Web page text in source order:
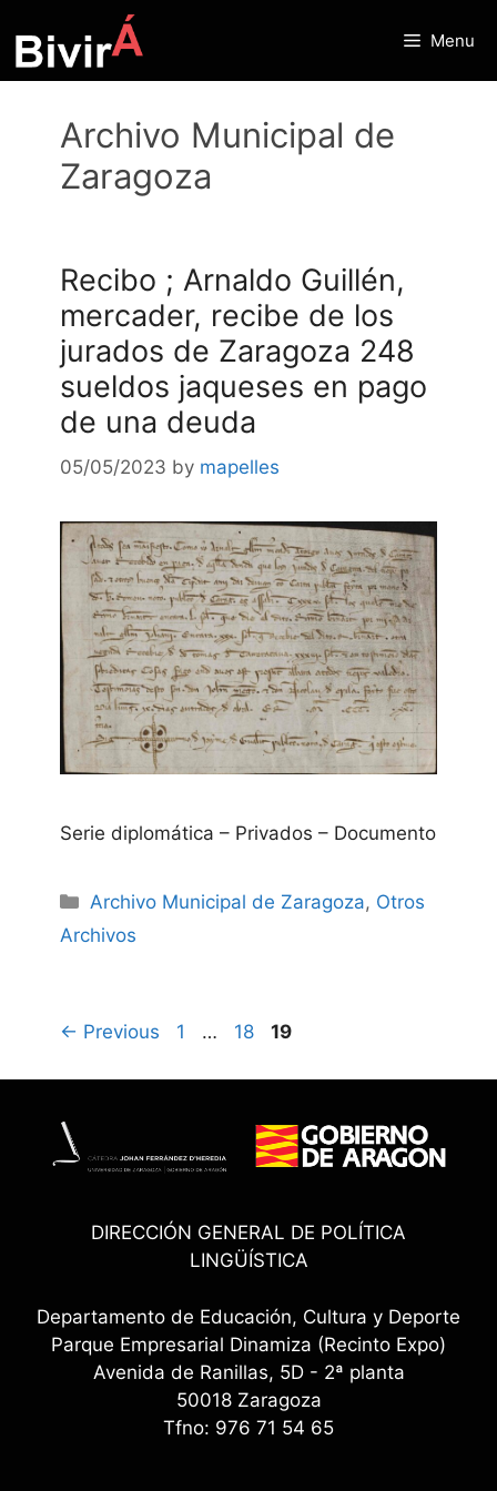
to
content
Menu
Archivo Municipal de
Zaragoza
Recibo ; Arnaldo Guillén,
mercader, recibe de los
jurados de Zaragoza 248
sueldos jaqueses en pago
de una deuda
05/05/2023 by mapelles
Serie diplomática – Privados – Documento
Categories
Archivo Municipal de Zaragoza, Otros
Archivos
← Previous Page
1 … Page
18 Page
19
DIRECCIÓN GENERAL DE POLÍTICA
LINGÜÍSTICA
Departamento de Educación, Cultura y Deporte
Parque Empresarial Dinamiza (Recinto Expo)
Avenida de Ranillas, 5D - 2ª planta
50018 Zaragoza
Tfno: 976 71 54 65